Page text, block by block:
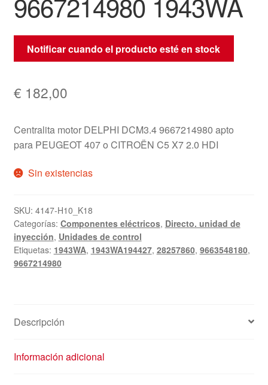
Notificar cuando el producto esté en stock
€ 182,00
Centralita motor DELPHI DCM3.4 9667214980 apto
para PEUGEOT 407 o CITROËN C5 X7 2.0 HDI
Sin existencias
SKU: 4147-H10_K18
Categorías: Componentes eléctricos, Directo. unidad de
inyección, Unidades de control
Etiquetas: 1943WA, 1943WA194427, 28257860, 9663548180,
9667214980
Descripción
Información adicional